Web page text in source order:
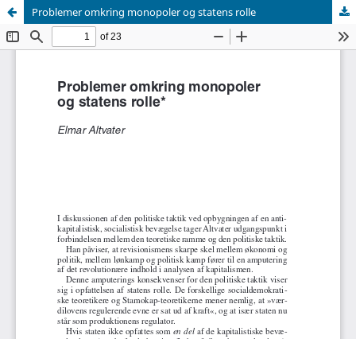
Problemer omkring monopoler og statens rolle